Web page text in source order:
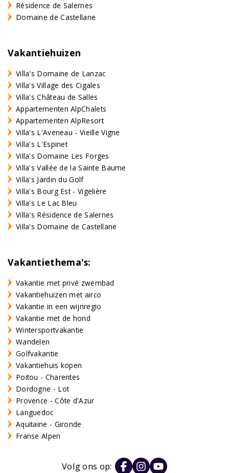
Résidence de Salernes
Domaine de Castellane
Vakantiehuizen
Villa's Domaine de Lanzac
Villa's Village des Cigales
Villa's Château de Salles
Appartementen AlpChalets
Appartementen AlpResort
Villa's L'Aveneau - Vieille Vigne
Villa's L'Espinet
Villa's Domaine Les Forges
Villa's Vallée de la Sainte Baume
Villa's Jardin du Golf
Villa's Bourg Est - Vigelière
Villa's Le Lac Bleu
Villa's Résidence de Salernes
Villa's Domaine de Castellane
Vakantiethema's:
Vakantie met privé zwembad
Vakantiehuizen met airco
Vakantie in een wijnregio
Vakantie met de hond
Wintersportvakantie
Wandelen
Golfvakantie
Vakantiehuis kopen
Poitou - Charentes
Dordogne - Lot
Provence - Côte d'Azur
Languedoc
Aquitaine - Gironde
Franse Alpen
Volg ons op: